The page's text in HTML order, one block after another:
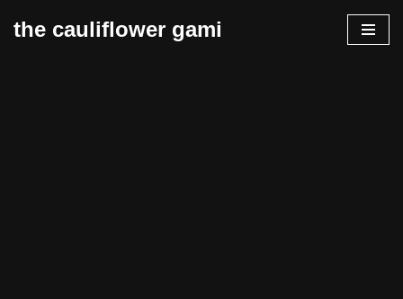
the cauliflower gami